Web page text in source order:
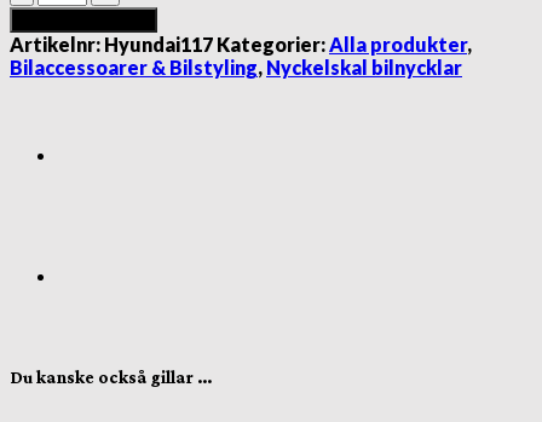
nyckelskal
bilnyckel
med
2
Artikelnr: Hyundai117 Kategorier: Alla produkter,
Bilaccessoarer & Bilstyling, Nyckelskal bilnycklar
Du kanske också gillar …